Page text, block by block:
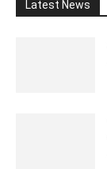
Latest News